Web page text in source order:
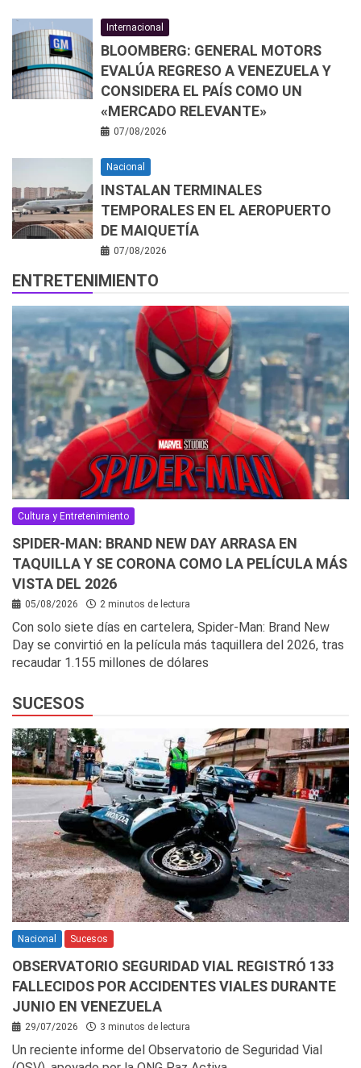
Internacional
BLOOMBERG: GENERAL MOTORS
EVALÚA REGRESO A VENEZUELA Y
CONSIDERA EL PAÍS COMO UN
«MERCADO RELEVANTE»
07/08/2026
Nacional
INSTALAN TERMINALES
TEMPORALES EN EL AEROPUERTO
DE MAIQUETÍA
07/08/2026
ENTRETENIMIENTO
Cultura y Entretenimiento
SPIDER-MAN: BRAND NEW DAY ARRASA EN
TAQUILLA Y SE CORONA COMO LA PELÍCULA MÁS
VISTA DEL 2026
05/08/2026 2 minutos de lectura
Con solo siete días en cartelera, Spider-Man: Brand New
Day se convirtió en la película más taquillera del 2026, tras
recaudar 1.155 millones de dólares
SUCESOS
Nacional Sucesos
OBSERVATORIO SEGURIDAD VIAL REGISTRÓ 133
FALLECIDOS POR ACCIDENTES VIALES DURANTE
JUNIO EN VENEZUELA
29/07/2026 3 minutos de lectura
Un reciente informe del Observatorio de Seguridad Vial